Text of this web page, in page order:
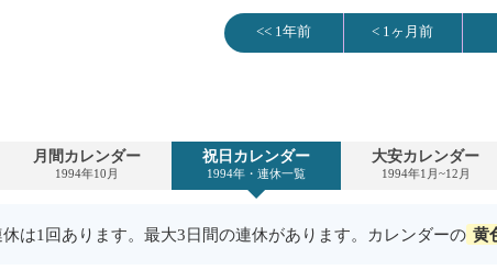
<< 1年前 < 1ヶ月前
月間カレンダー
1994年10月
祝日カレンダー
1994年・連休一覧
大安カレンダー
1994年1月~12月
は1回あります。最大3日間の連休があります。カレンダーの 黄